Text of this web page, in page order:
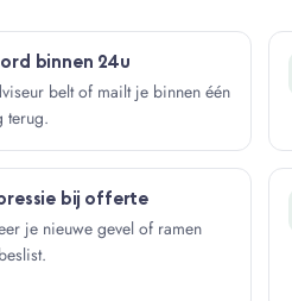
binnen 24u
belt of mailt je binnen één
terug.
bij offerte
je nieuwe gevel of ramen